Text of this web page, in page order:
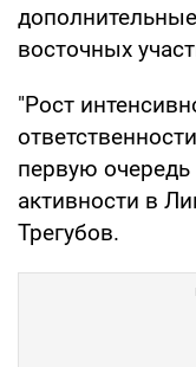
восточных
"Рост
первую
активности в
Трегубов.